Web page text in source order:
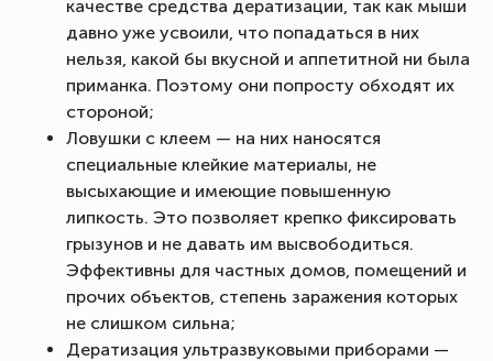
качестве средства дератизации, так как мыши
давно уже усвоили, что попадаться в них
нельзя, какой бы вкусной и аппетитной ни была
приманка. Поэтому они попросту обходят их
стороной;
Ловушки с клеем — на них наносятся
специальные клейкие материалы, не
высыхающие и имеющие повышенную
липкость. Это позволяет крепко фиксировать
грызунов и не давать им высвободиться.
Эффективны для частных домов, помещений и
прочих объектов, степень заражения которых
не слишком сильна;
Дератизация ультразвуковыми приборами —